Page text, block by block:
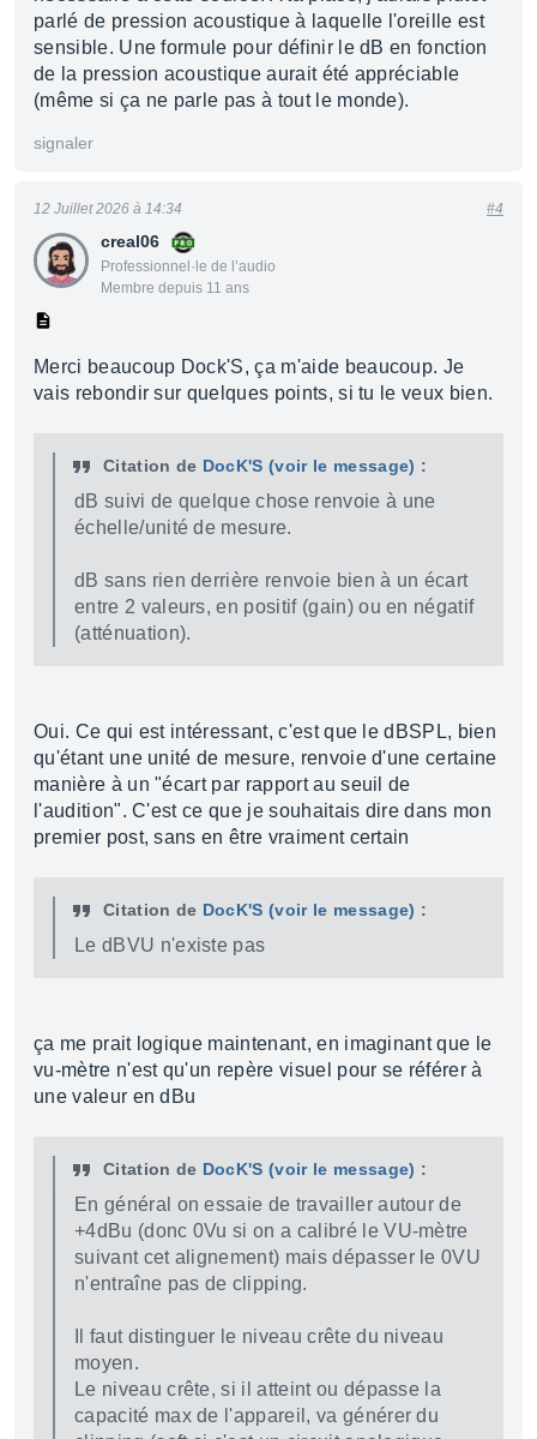
parlé de pression acoustique à laquelle l'oreille est
sensible. Une formule pour définir le dB en fonction
de la pression acoustique aurait été appréciable
(même si ça ne parle pas à tout le monde).
signaler
creal06
Professionnel·le de l’audio
Membre depuis 11 ans
12 Juillet 2026 à 14:34 #4
Merci beaucoup Dock'S, ça m'aide beaucoup. Je
vais rebondir sur quelques points, si tu le veux bien.
Citation de DocK'S (voir le message) :
dB suivi de quelque chose renvoie à une
échelle/unité de mesure.
dB sans rien derrière renvoie bien à un écart
entre 2 valeurs, en positif (gain) ou en négatif
(atténuation).
Oui. Ce qui est intéressant, c'est que le dBSPL, bien
qu'étant une unité de mesure, renvoie d'une certaine
manière à un "écart par rapport au seuil de
l'audition". C'est ce que je souhaitais dire dans mon
premier post, sans en être vraiment certain
Citation de DocK'S (voir le message) :
Le dBVU n'existe pas
ça me prait logique maintenant, en imaginant que le
vu-mètre n'est qu'un repère visuel pour se référer à
une valeur en dBu
Citation de DocK'S (voir le message) :
En général on essaie de travailler autour de
+4dBu (donc 0Vu si on a calibré le VU-mètre
suivant cet alignement) mais dépasser le 0VU
n'entraîne pas de clipping.
Il faut distinguer le niveau crête du niveau
moyen.
Le niveau crête, si il atteint ou dépasse la
capacité max de l'appareil, va générer du